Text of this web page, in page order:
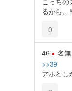
るから、
0
46 名無
>>39
アホとし